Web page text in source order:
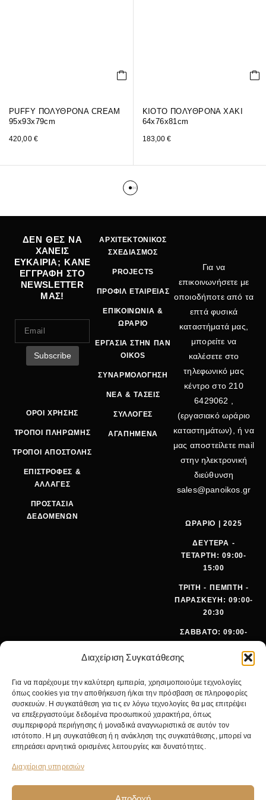
Διαχείριση Συγκατάθεσης
Για να παρέχουμε την καλύτερη εμπειρία, χρησιμοποιούμε τεχνολογίες
όπως cookies για την αποθήκευση ή/και την πρόσβαση σε πληροφορίες
συσκευών. Η συγκατάθεση για τις εν λόγω τεχνολογίες θα μας επιτρέψει
να επεξεργαστούμε δεδομένα προσωπικού χαρακτήρα, όπως
συμπεριφορά περιήγησης ή μοναδικά αναγνωριστικά σε αυτόν τον
ιστότοπο. Η μη συγκατάθεση ή η ανάκληση της συγκατάθεσης, μπορεί να
επηρεάσει αρνητικά ορισμένες λειτουργίες και δυνατότητες.
Διαχείριση υπηρεσιών
PUFFY ΠΟΛΥΘΡΟΝΑ CREAM
95x93x79cm
420,00 €
KIOTO ΠΟΛΥΘΡΟΝΑ ΧΑΚΙ
64x76x81cm
183,00€
ΔΕΝ ΘΕΣ ΝΑ
ΧΑΝΕΙΣ
ΕΥΚΑΙΡΙΑ; ΚΑΝΕ
ΕΓΓΡΑΦΗ ΣΤΟ
NEWSLETTER
ΜΑΣ!
ΟΡΟΙ ΧΡΗΣΗΣ
ΤΡΟΠΟΙ ΠΛΗΡΩΜΗΣ
ΤΡΟΠΟΙ ΑΠΟΣΤΟΛΗΣ
ΕΠΙΣΤΡΟΦΕΣ &
ΑΛΛΑΓΕΣ
ΠΡΟΣΤΑΣΙΑ
ΔΕΔΟΜΕΝΩΝ
ΑΡΧΙΤΕΚΤΟΝΙΚΟΣ
ΣΧΕΔΙΑΣΜΟΣ
PROJECTS
ΠΡΟΦΙΛ ΕΤΑΙΡΕΙΑΣ
ΕΠΙΚΟΙΝΩΝΙΑ &
ΩΡΑΡΙΟ
ΕΡΓΑΣΙΑ ΣΤΗΝ ΠΑΝ
OIKOS
ΣΥΝΑΡΜΟΛΟΓΗΣΗ
ΝΕΑ & ΤΑΣΕΙΣ
ΣΥΛΛΟΓΕΣ
ΑΓΑΠΗΜΕΝΑ
Για να
επικοινωνήσετε με
οποιοδήποτε από τα
επτά φυσικά
καταστήματά μας,
μπορείτε να
καλέσετε στο
τηλεφωνικό μας
κέντρο στο 210
6429062
(εργασιακό ωράριο
καταστημάτων), ή να
μας αποστείλετε mail
στην ηλεκτρονική
διεύθυνση
sales@panoikos.gr
ΩΡΑΡΙΟ | 2025
ΔΕΥΤΕΡΑ -
ΤΕΤΑΡΤΗ: 09:00-
15:00
ΤΡΙΤΗ - ΠΕΜΠΤΗ -
ΠΑΡΑΣΚΕΥΗ: 09:00-
20:30
ΣΑΒΒΑΤΟ: 09:00-
ΩΝΟ:
642 9062
EMA
IL:
SALES@PANOI
KOS.GR
ΚΕΝΤΡΙΚ
Ο
ΚΑΤΑΣΤΗ
ΝΙΚ.
ΓΚΥΖΗ 24,